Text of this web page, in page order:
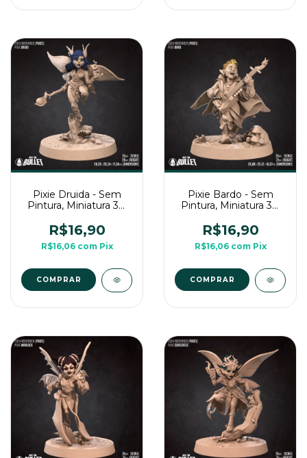
Pixie Druida - Sem
Pintura, Miniatura 3D
Mesa
R$16,90
R$16,06 com Pix
COMPRAR
Pixie Bardo - Sem
Pintura, Miniatura 3D
Mesa
R$16,90
R$16,06 com Pix
COMPRAR